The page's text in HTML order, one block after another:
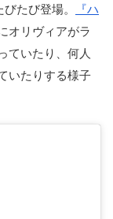
たび登場。
『ハ
オリヴィアがラ
ていたり、何人
いたりする様子